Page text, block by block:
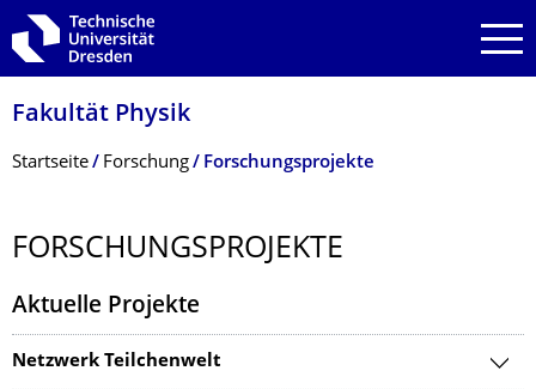
Zur Hauptnavigation springen
Zur Suche springen
Zum Inhalt springen
Fakultät Physik
Breadcrumb-Menü
Startseite Forschung Forschungsprojekte
FORSCHUNGSPRO­JEKTE
Aktuelle Projekte
Netzwerk Teilchenwelt